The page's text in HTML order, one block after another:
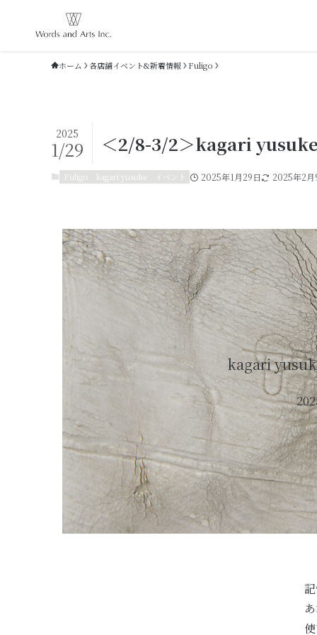
ホーム 各店舗イベント&新着情報 Fuligo
＜2/8-3/2＞kagari
2025
1/29
Fuligo kagari yusuke イベント 2025年1月29日 2025年2月
kagari